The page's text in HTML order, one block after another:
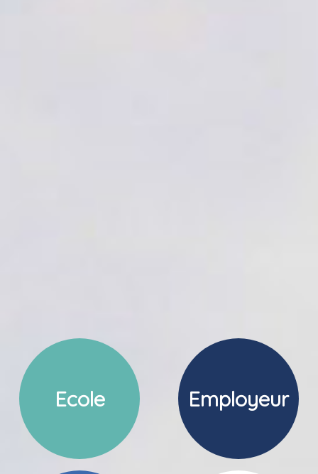
Ecole Employeur